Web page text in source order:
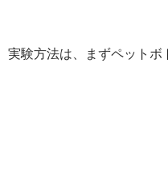
実験方法は、まずペットボ